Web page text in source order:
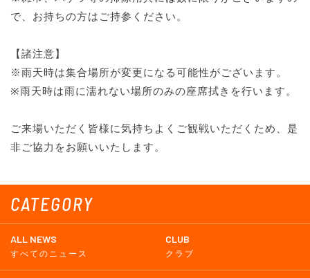
CATEGORY
ALL NEWS
すべてのニュース
CLUB
クラブ
で、お持ちの方はご持参ください。
【諸注意】
※雨天時は集合場所が変更になる可能性がございます。
※雨天時は雨に濡れない場所のみの座席拭きを行います。
ご来場いただく皆様に気持ちよくご観戦いただくため、是
非ご協力をお願いいたします。